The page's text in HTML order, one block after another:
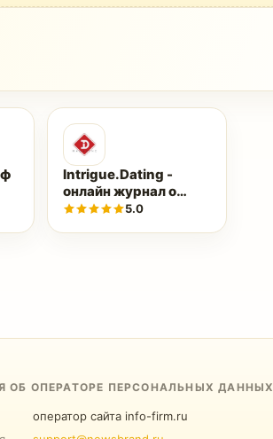
Intrigue.Dating -
онлайн журнал о
отношениях
5.0
ОБ ОПЕРАТОРЕ ПЕРСОНАЛЬНЫХ ДАННЫХ
оператор сайта info-firm.ru